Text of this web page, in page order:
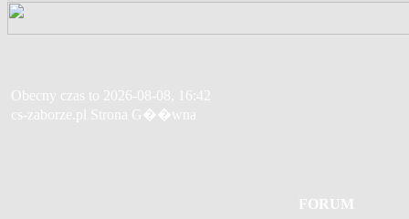
Obecny czas to 2026-08-08, 16:42
cs-zaborze.pl Strona G��wna
FORUM